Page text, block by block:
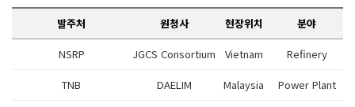
발주처 원청사 현장위치 분야
NSRP JGCS Consortium Vietnam Refinery
TNB DAELIM Malaysia Power Plant